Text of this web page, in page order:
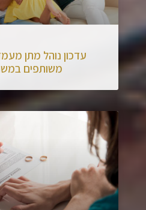
עדכון נוהל מתן
משותפים